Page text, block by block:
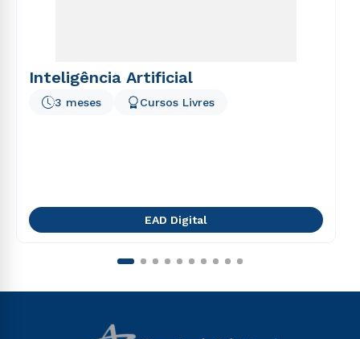
Inteligência Artificial
3 meses Cursos Livres
EAD Digital